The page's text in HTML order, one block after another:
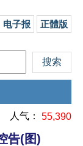
电子报 正體版
人气： 55,390
告(图)